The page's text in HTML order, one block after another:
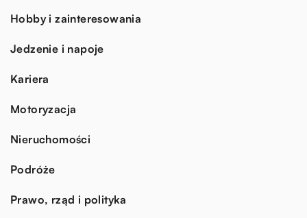
Hobby i zainteresowania
Jedzenie i napoje
Kariera
Motoryzacja
Nieruchomości
Podróże
Prawo, rząd i polityka